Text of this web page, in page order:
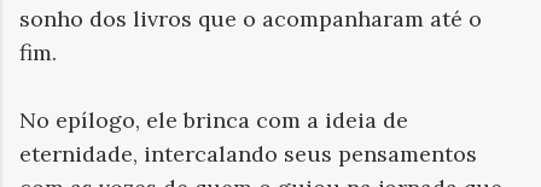
sonho dos livros que o acompanharam até o
fim.
No epílogo, ele brinca com a ideia de
eternidade, intercalando seus pensamentos